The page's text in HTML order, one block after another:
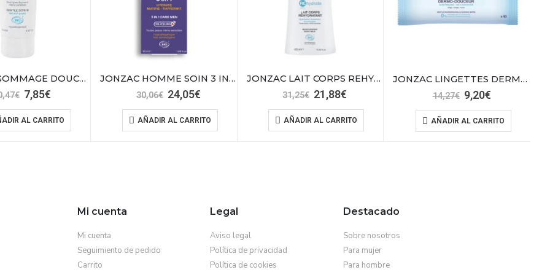
JONZAC GOMMAGE DOUCEUR 75ML
€ El
precio
original
era:
7,85€El
actual
es:
AL CARRITO
JONZAC HOMME SOIN 3 IN 1 50ML
30,06€ El
precio
original
era:
24,05€El
actual
es:
AÑADIR AL CARRITO
JONZAC LAIT CORPS REHYDRATANT 400ML
31,25€ El
precio
original
era:
21,88€
actual
es:
AÑADIR AL CARRITO
JONZAC LINGETTES DERMO-APAISNATES 40PCS
14,27€ El
precio
original
era:
9,20€El
actual
es:
AÑADIR AL CARRITO
Mi cuenta
Mi cuenta
Seguimiento de pedido
Carrito
Legal
Aviso legal
Política de privacidad
Política de cookies
Destacado
Sobre nosotros
Para mujer
Para hombre